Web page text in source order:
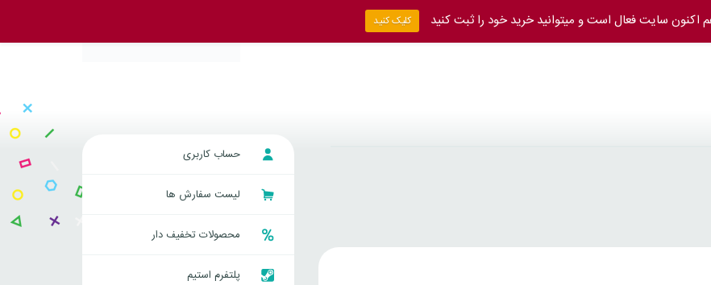
حساب کاربری
لیست سفارش ها
محصولات تخفیف دار
پلتفرم استیم
اکنون سایت فعال است و میتوانید خرید خود را ثبت کنید کلیک کنید